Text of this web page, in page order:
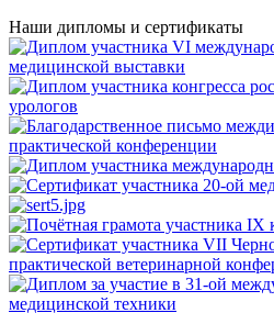
Наши дипломы и сертификаты